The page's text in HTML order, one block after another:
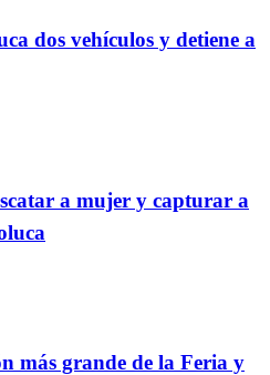
dos vehículos y detiene a
a mujer y capturar a
más grande de la Feria y